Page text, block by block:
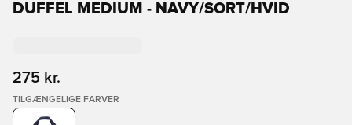
DUFFEL MEDIUM - NAVY/SORT/HVID
275 kr.
TILGÆNGELIGE FARVER